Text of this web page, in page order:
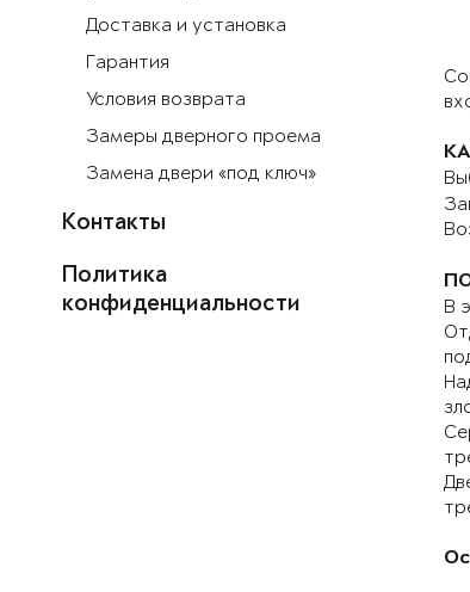
Доставка и установка
Гарантия
Условия возврата
Замеры дверного проема
Замена двери «под ключ»
Контакты
Политика
конфиденциальности
В